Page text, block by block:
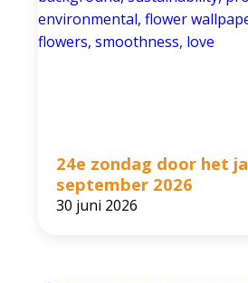
24e zondag door het
september 2026
30 juni 2026